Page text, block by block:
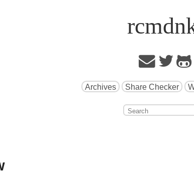
Archives Share Checker